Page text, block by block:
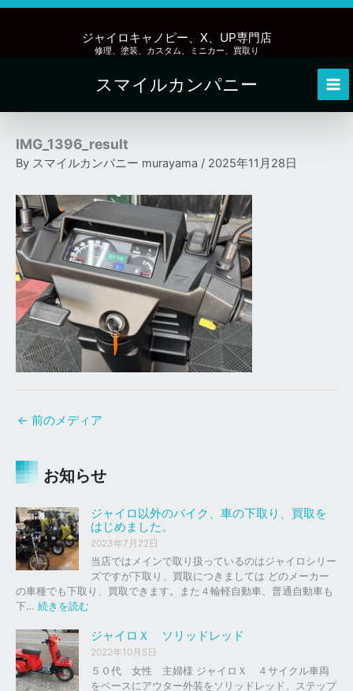
内
ッ
ジャイロキャノピー、X、UP専門店
修理、塗装、カスタム、ミニカー、買取り
スマイルカンパニー
IMG_1396_result
By スマイルカンパニー murayama / 2025年11月28日
← 前のメディア
お知らせ
ジャイロ以外のバイク、車の下取り、買取を
はじめました。
2023年7月22日
当店ではメインで取り扱っているのはジャイロシリー
ズですが下取り、買取につきましては どのメーカー
の車種でも下取り、買取できます。また４輪軽自動車、普通自動車も
下… 続きを読む
ャ
イ
ロ
以
ジャイロＸ ソリッドレッド
2022年10月5日
５０代 女性 主婦様 ジャイロＸ ４サイクル車両
をベースにアウター外装をソリッドレッド、ステップ